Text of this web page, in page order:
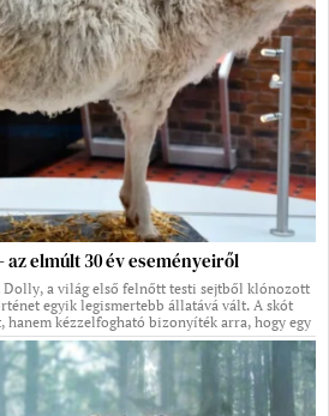
az elmúlt 30 év eseményeiről
Dolly, a világ első felnőtt testi sejtből klónozott
egyik legismertebb állatává vált. A skót
hanem kézzelfogható bizonyíték arra, hogy egy